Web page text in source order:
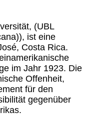
(UBL
ist eine
Costa Rica.
im Jahr 1923. Die
Offenheit,
für den
gegenüber